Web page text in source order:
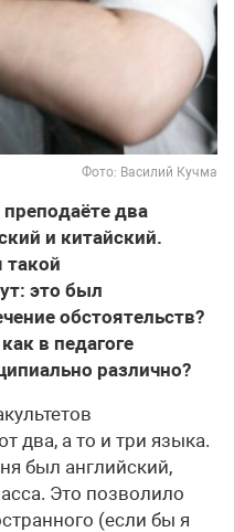
Фото: Василий Кучма
два
и китайский.
такой
это был
обстоятельств?
в педагоге
различно?
два, а то и три языка.
был английский,
Это позволило
(если бы я